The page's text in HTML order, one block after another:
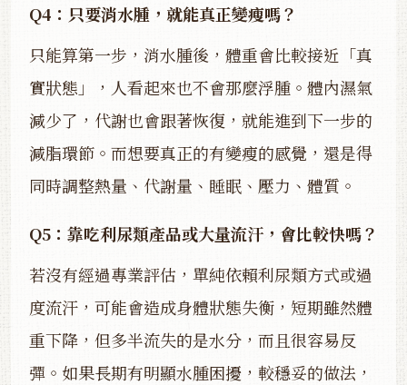
Q4：只要消水腫，就能真正變瘦嗎？
只能算第一步，消水腫後，體重會比較接近「真
實狀態」，人看起來也不會那麼浮腫。體內濕氣
減少了，代謝也會跟著恢復，就能進到下一步的
減脂環節。而想要真正的有變瘦的感覺，還是得
同時調整熱量、代謝量、睡眠、壓力、體質。
Q5：靠吃利尿類產品或大量流汗，會比較快嗎？
若沒有經過專業評估，單純依賴利尿類方式或過
度流汗，可能會造成身體狀態失衡，短期雖然體
重下降，但多半流失的是水分，而且很容易反
彈。如果長期有明顯水腫困擾，較穩妥的做法，